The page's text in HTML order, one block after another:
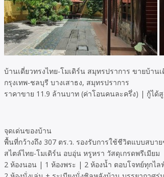
บ้านเดี่ยวทรงไทย-โมเดิร์น สมุทรปราการ ขายบ้านเ
กรุงเทพ-ชลบุรี บางเสาธง, สมุทรปราการ
ราคาขาย 11.9 ล้านบาท (ค่าโอนคนละครึ่ง) | กู้ได้สู
จุดเด่นของบ้าน
พื้นที่กว้างถึง 307 ตร.ว. รองรับการใช้ชีวิตแบบสบาย
สไตล์ไทย-โมเดิร์น อบอุ่น หรูหรา วัสดุเกรดพรีเมียม
2 ห้องนอน | 1 ห้องพระ | 2 ห้องน้ำ ตอบโจทย์ทุกไล